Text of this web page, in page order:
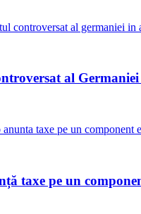
al
taxe pe un